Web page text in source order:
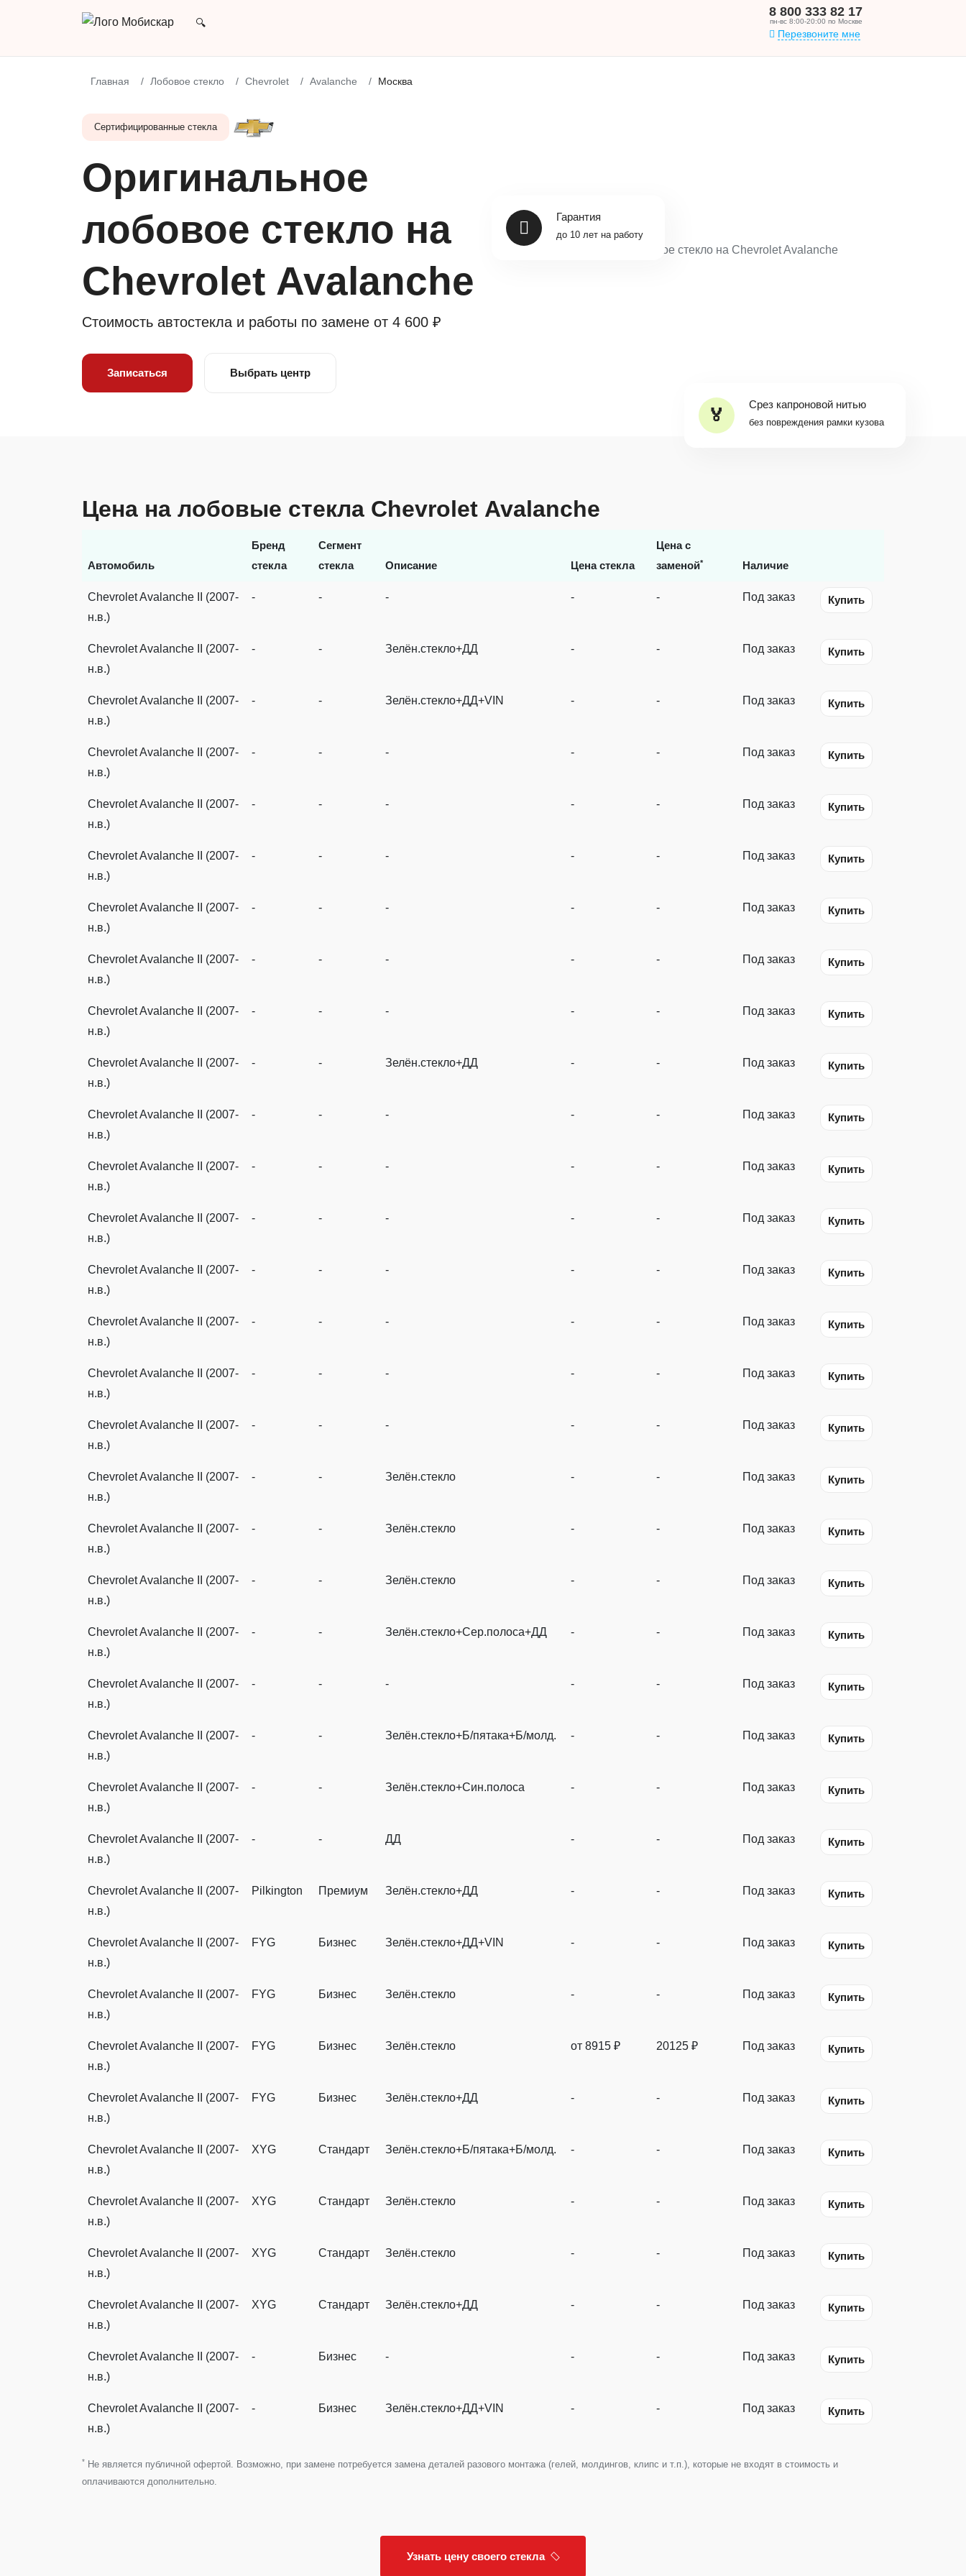
8 800 333 82 17
пн-вс 8:00-20:00 по Москве
Перезвоните мне
Главная Лобовое стекло Chevrolet Avalanche Москва
Сертифицированные стекла
Оригинальное
лобовое стекло на
Chevrolet Avalanche
Стоимость автостекла и работы по замене от 4 600 ₽
Записаться Выбрать центр
Срез капроновой нитью
без повреждения рамки кузова
до 10 лет на работу
Цена на лобовые стекла Chevrolet Avalanche
Автомобиль
Бренд
стекла
Сегмент
стекла
Описание Цена стекла
Цена с
заменой* Наличие
Chevrolet Avalanche II (2007-
н.в.)
- - - - - Под заказ Купить
Chevrolet Avalanche II (2007-
н.в.)
- - Зелён.стекло+ДД - - Под заказ Купить
Chevrolet Avalanche II (2007-
н.в.)
- - Зелён.стекло+ДД+VIN - - Под заказ Купить
Chevrolet Avalanche II (2007-
н.в.)
- - - - - Под заказ Купить
Chevrolet Avalanche II (2007-
н.в.)
- - - - - Под заказ Купить
Chevrolet Avalanche II (2007-
н.в.)
- - - - - Под заказ Купить
Chevrolet Avalanche II (2007-
н.в.)
- - - - - Под заказ Купить
Chevrolet Avalanche II (2007-
н.в.)
- - - - - Под заказ Купить
Chevrolet Avalanche II (2007-
н.в.)
- - - - - Под заказ Купить
Chevrolet Avalanche II (2007-
н.в.)
- - Зелён.стекло+ДД - - Под заказ Купить
Chevrolet Avalanche II (2007-
н.в.)
- - - - - Под заказ Купить
Chevrolet Avalanche II (2007-
н.в.)
- - - - - Под заказ Купить
Chevrolet Avalanche II (2007-
н.в.)
- - - - - Под заказ Купить
Chevrolet Avalanche II (2007-
н.в.)
- - - - - Под заказ Купить
Chevrolet Avalanche II (2007-
н.в.)
- - - - - Под заказ Купить
Chevrolet Avalanche II (2007-
н.в.)
- - - - - Под заказ Купить
Chevrolet Avalanche II (2007-
н.в.)
- - - - - Под заказ Купить
Chevrolet Avalanche II (2007-
н.в.)
- - Зелён.стекло - - Под заказ Купить
Chevrolet Avalanche II (2007-
н.в.)
- - Зелён.стекло - - Под заказ Купить
Chevrolet Avalanche II (2007-
н.в.)
- - Зелён.стекло - - Под заказ Купить
Chevrolet Avalanche II (2007-
н.в.)
- - Зелён.стекло+Сер.полоса+ДД - - Под заказ Купить
Chevrolet Avalanche II (2007-
н.в.)
- - - - - Под заказ Купить
Chevrolet Avalanche II (2007-
н.в.)
- - Зелён.стекло+Б/пятака+Б/молд. - - Под заказ Купить
Chevrolet Avalanche II (2007-
н.в.)
- - Зелён.стекло+Син.полоса - - Под заказ Купить
Chevrolet Avalanche II (2007-
н.в.)
- - ДД - - Под заказ Купить
Chevrolet Avalanche II (2007-
н.в.)
Pilkington Премиум Зелён.стекло+ДД - - Под заказ Купить
Chevrolet Avalanche II (2007-
н.в.)
FYG Бизнес Зелён.стекло+ДД+VIN - - Под заказ Купить
Chevrolet Avalanche II (2007-
н.в.)
FYG Бизнес Зелён.стекло - - Под заказ Купить
Chevrolet Avalanche II (2007-
н.в.)
FYG Бизнес Зелён.стекло от 8915 ₽ 20125 ₽ Под заказ Купить
Chevrolet Avalanche II (2007-
н.в.)
FYG Бизнес Зелён.стекло+ДД - - Под заказ Купить
Chevrolet Avalanche II (2007-
н.в.)
XYG Стандарт Зелён.стекло+Б/пятака+Б/молд. - - Под заказ Купить
Chevrolet Avalanche II (2007-
н.в.)
XYG Стандарт Зелён.стекло - - Под заказ Купить
Chevrolet Avalanche II (2007-
н.в.)
XYG Стандарт Зелён.стекло - - Под заказ Купить
Chevrolet Avalanche II (2007-
н.в.)
XYG Стандарт Зелён.стекло+ДД - - Под заказ Купить
Chevrolet Avalanche II (2007-
н.в.)
- Бизнес - - - Под заказ Купить
Chevrolet Avalanche II (2007-
н.в.)
- Бизнес Зелён.стекло+ДД+VIN - - Под заказ Купить
* Не является публичной офертой. Возможно, при замене потребуется замена деталей разового монтажа (гелей, молдингов, клипс и т.п.), которые не входят в стоимость и
оплачиваются дополнительно.
Узнать цену своего стекла